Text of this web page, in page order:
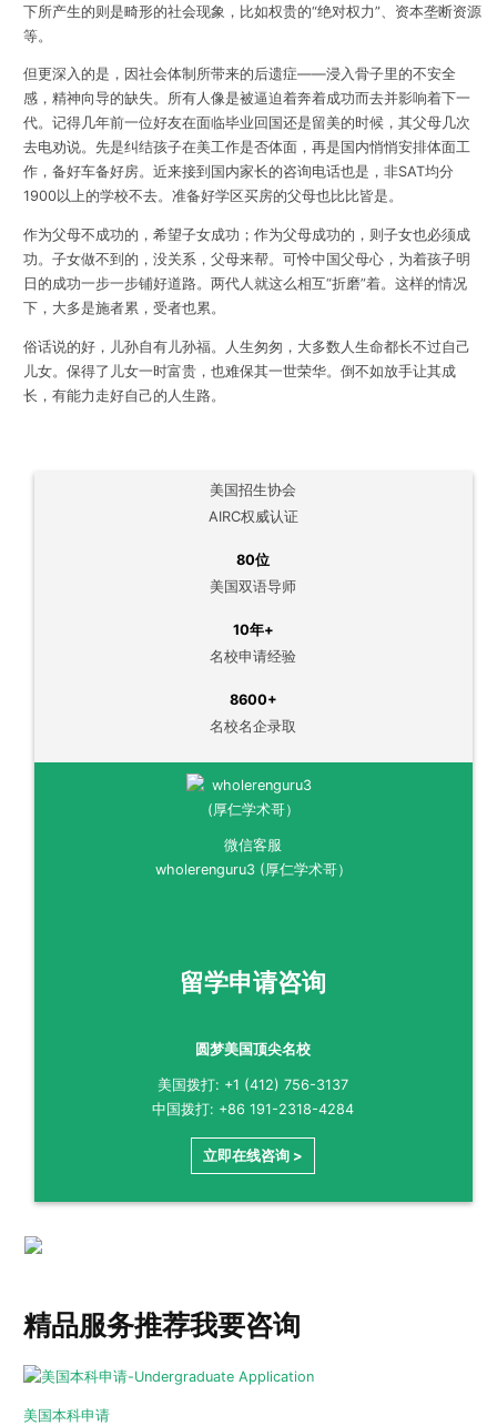
下所产生的则是畸形的社会现象，比如权贵的“绝对权力”、资本垄断资源
等。
但更深入的是，因社会体制所带来的后遗症——浸入骨子里的不安全
感，精神向导的缺失。所有人像是被逼迫着奔着成功而去并影响着下一
代。记得几年前一位好友在面临毕业回国还是留美的时候，其父母几次
去电劝说。先是纠结孩子在美工作是否体面，再是国内悄悄安排体面工
作，备好车备好房。近来接到国内家长的咨询电话也是，非SAT均分
1900以上的学校不去。准备好学区买房的父母也比比皆是。
作为父母不成功的，希望子女成功；作为父母成功的，则子女也必须成
功。子女做不到的，没关系，父母来帮。可怜中国父母心，为着孩子明
日的成功一步一步铺好道路。两代人就这么相互“折磨”着。这样的情况
下，大多是施者累，受者也累。
俗话说的好，儿孙自有儿孙福。人生匆匆，大多数人生命都长不过自己
儿女。保得了儿女一时富贵，也难保其一世荣华。倒不如放手让其成
长，有能力走好自己的人生路。
美国招生协会
AIRC权威认证
80位
美国双语导师
10年+
名校申请经验
8600+
名校名企录取
微信客服
wholerenguru3 (厚仁学术哥）
留学申请咨询
圆梦美国顶尖名校
美国拨打: +1 (412) 756-3137
中国拨打: +86 191-2318-4284
立即在线咨询 >
精品服务推荐我要咨询
美国本科申请